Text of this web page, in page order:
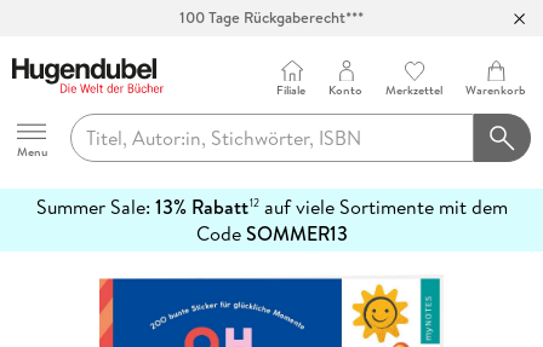
100 Tage Rückgaberecht***
Hugendubel
Menu
Filiale Konto Merkzettel Warenkorb
Summer Sale: 13% Rabatt12auf viele Sortimente mit dem
CodeSOMMER13
erfahren